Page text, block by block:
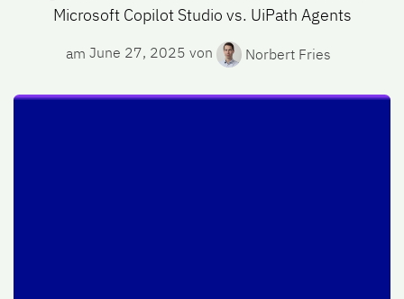
Microsoft Copilot Studio vs. UiPath Agents
am June 27, 2025 von Norbert Fries